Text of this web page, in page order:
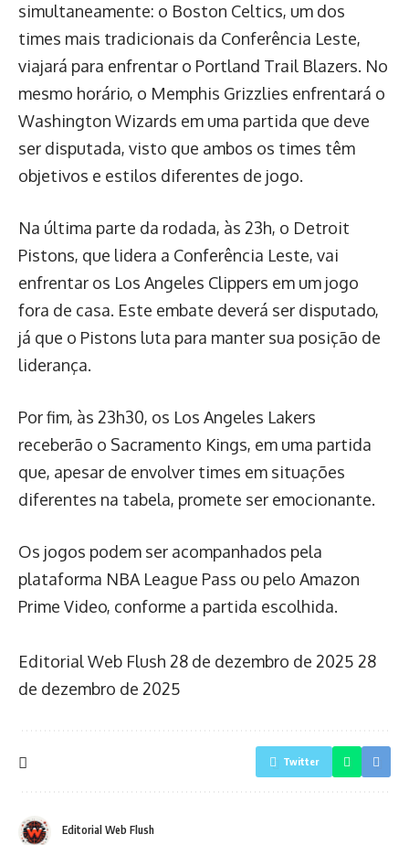
simultaneamente: o Boston Celtics, um dos
times mais tradicionais da Conferência Leste,
viajará para enfrentar o Portland Trail Blazers. No
mesmo horário, o Memphis Grizzlies enfrentará o
Washington Wizards em uma partida que deve
ser disputada, visto que ambos os times têm
objetivos e estilos diferentes de jogo.
Na última parte da rodada, às 23h, o Detroit
Pistons, que lidera a Conferência Leste, vai
enfrentar os Los Angeles Clippers em um jogo
fora de casa. Este embate deverá ser disputado,
já que o Pistons luta para manter sua posição de
liderança.
Por fim, às 23h30, os Los Angeles Lakers
receberão o Sacramento Kings, em uma partida
que, apesar de envolver times em situações
diferentes na tabela, promete ser emocionante.
Os jogos podem ser acompanhados pela
plataforma NBA League Pass ou pelo Amazon
Prime Video, conforme a partida escolhida.
Editorial Web Flush 28 de dezembro de 2025 28
de dezembro de 2025
Twitter
Editorial Web Flush